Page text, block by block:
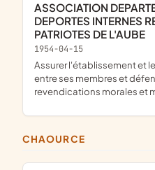
ASSOCIATION DEPARTEMENTALE DES
DEPORTES INTERNES
PATRIOTES DE L'AUBE
1954-04-15
assurer l'établissement et le développement des liens
entre ses membres et
revendications morales et
CHAOURCE